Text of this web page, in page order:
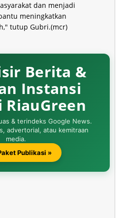
dan menjadi
meningkatkan
tutup Gubri.(mcr)
Berita &
Instansi
RiauGreen
& terindeks Google News.
advertorial, atau kemitraan
media.
Publikasi »